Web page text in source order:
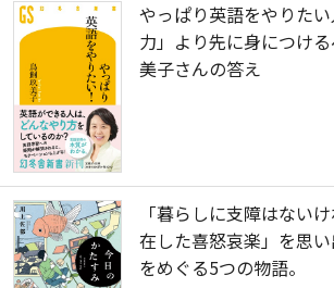
やっぱり英語をやりた
力」より先に身につけ
美子さんの答え
「暮らしに支障はない
在した喜怒哀楽」を思い
をめぐる5つの物語。